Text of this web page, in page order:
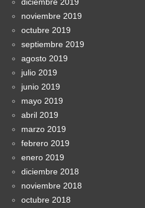
noviembre 2019
octubre 2019
septiembre 2019
agosto 2019
julio 2019
junio 2019
mayo 2019
abril 2019
marzo 2019
febrero 2019
enero 2019
diciembre 2018
noviembre 2018
octubre 2018